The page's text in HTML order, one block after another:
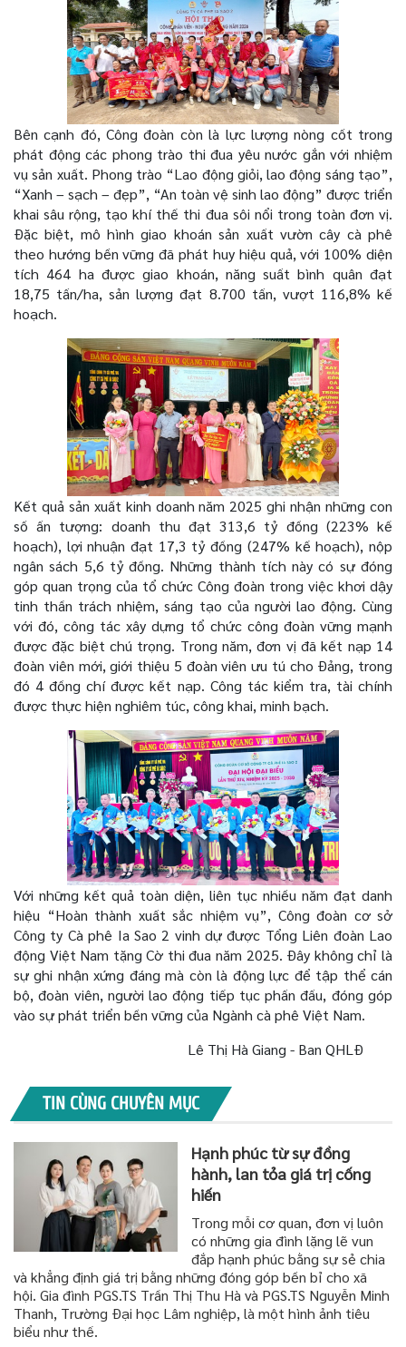
Bên cạnh đó, Công đoàn còn là lực lượng nòng cốt trong
phát động các phong trào thi đua yêu nước gắn với nhiệm
vụ sản xuất. Phong trào “Lao động giỏi, lao động sáng tạo”,
“Xanh – sạch – đẹp”, “An toàn vệ sinh lao động” được triển
khai sâu rộng, tạo khí thế thi đua sôi nổi trong toàn đơn vị.
Đặc biệt, mô hình giao khoán sản xuất vườn cây cà phê
theo hướng bền vững đã phát huy hiệu quả, với 100% diện
tích 464 ha được giao khoán, năng suất bình quân đạt
18,75 tấn/ha, sản lượng đạt 8.700 tấn, vượt 116,8% kế
hoạch.
Kết quả sản xuất kinh doanh năm 2025 ghi nhận những con
số ấn tượng: doanh thu đạt 313,6 tỷ đồng (223% kế
hoạch), lợi nhuận đạt 17,3 tỷ đồng (247% kế hoạch), nộp
ngân sách 5,6 tỷ đồng. Những thành tích này có sự đóng
góp quan trọng của tổ chức Công đoàn trong việc khơi dậy
tinh thần trách nhiệm, sáng tạo của người lao động. Cùng
với đó, công tác xây dựng tổ chức công đoàn vững mạnh
được đặc biệt chú trọng. Trong năm, đơn vị đã kết nạp 14
đoàn viên mới, giới thiệu 5 đoàn viên ưu tú cho Đảng, trong
đó 4 đồng chí được kết nạp. Công tác kiểm tra, tài chính
được thực hiện nghiêm túc, công khai, minh bạch.
Với những kết quả toàn diện, liên tục nhiều năm đạt danh
hiệu “Hoàn thành xuất sắc nhiệm vụ”, Công đoàn cơ sở
Công ty Cà phê Ia Sao 2 vinh dự được Tổng Liên đoàn Lao
động Việt Nam tặng Cờ thi đua năm 2025. Đây không chỉ là
sự ghi nhận xứng đáng mà còn là động lực để tập thể cán
bộ, đoàn viên, người lao động tiếp tục phấn đấu, đóng góp
vào sự phát triển bền vững của Ngành cà phê Việt Nam.
Lê Thị Hà Giang - Ban QHLĐ
TIN CÙNG CHUYÊN MỤC
Hạnh phúc từ sự đồng
hành, lan tỏa giá trị cống
hiến
Trong mỗi cơ quan, đơn vị luôn
có những gia đình lặng lẽ vun
đắp hạnh phúc bằng sự sẻ chia
và khẳng định giá trị bằng những đóng góp bền bỉ cho xã
hội. Gia đình PGS.TS Trần Thị Thu Hà và PGS.TS Nguyễn Minh
Thanh, Trường Đại học Lâm nghiệp, là một hình ảnh tiêu
biểu như thế.